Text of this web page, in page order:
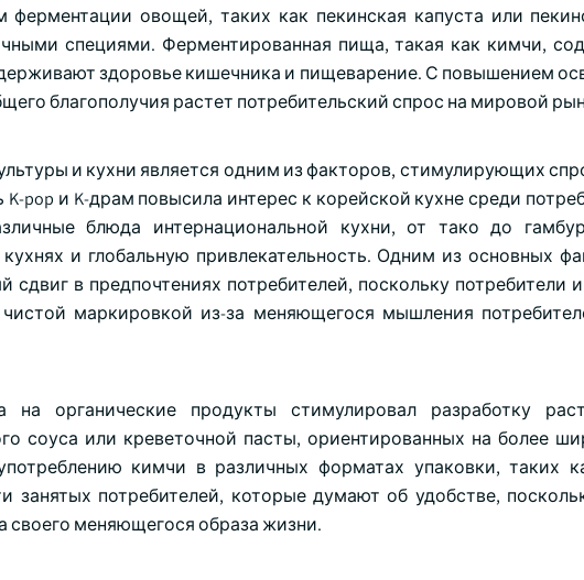
овощей, таких как пекинская капуста или
специями. Ферментированная пища, такая как кимчи,
здоровье кишечника и пищеварение. С повышением
благополучия растет потребительский спрос на мировой
и кухни является одним из факторов, стимулирующих
pop и K-драм повысила интерес к корейской кухне среди
блюда интернациональной кухни, от тако до
и глобальную привлекательность. Одним из основных
сдвиг в предпочтениях потребителей, поскольку потребители
маркировкой из-за меняющегося мышления
на органические продукты стимулировал разработку
соуса или креветочной пасты, ориентированных на более
кимчи в различных форматах упаковки, таких
занятых потребителей, которые думают об удобстве,
своего меняющегося образа жизни.